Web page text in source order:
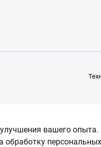
вашего